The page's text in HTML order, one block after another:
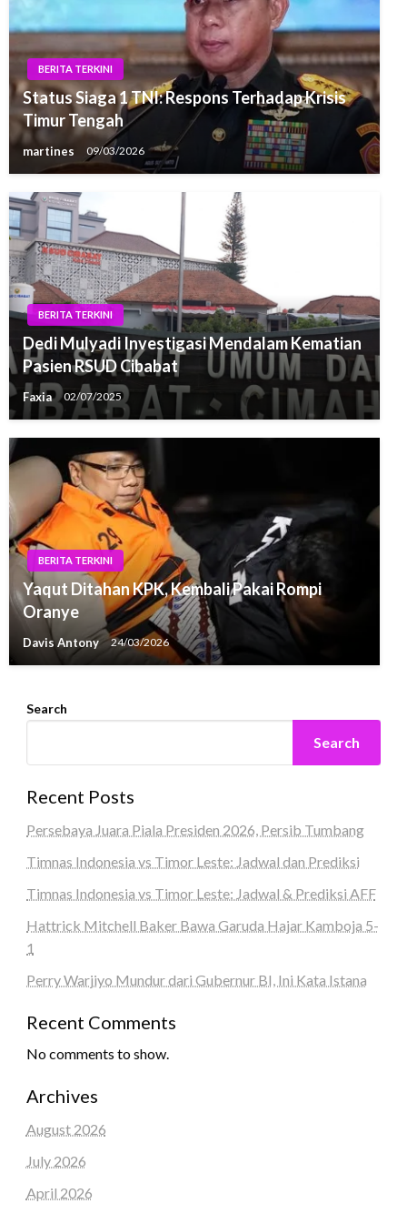
BERITA TERKINI
Status Siaga 1 TNI: Respons Terhadap Krisis
Timur Tengah
martines 09/03/2026
BERITA TERKINI
Dedi Mulyadi Investigasi Mendalam Kematian
Pasien RSUD Cibabat
Faxia 02/07/2025
BERITA TERKINI
Yaqut Ditahan KPK, Kembali Pakai Rompi
Oranye
Davis Antony 24/03/2026
Search
Search
Recent Posts
Persebaya Juara Piala Presiden 2026, Persib Tumbang
Timnas Indonesia vs Timor Leste: Jadwal dan Prediksi
Timnas Indonesia vs Timor Leste: Jadwal & Prediksi AFF
Hattrick Mitchell Baker Bawa Garuda Hajar Kamboja 5-
1
Perry Warjiyo Mundur dari Gubernur BI, Ini Kata Istana
Recent Comments
No comments to show.
Archives
August 2026
July 2026
April 2026